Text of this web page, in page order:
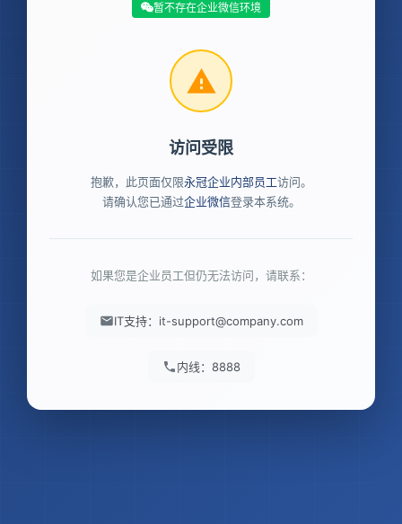
暂不存在企业微信环境
访问受限
抱歉，此页面仅限永冠企业内部员工访问。
请确认您已通过企业微信登录本系统。
如果您是企业员工但仍无法访问，请联系：
IT支持：it-support@company.com
内线：8888